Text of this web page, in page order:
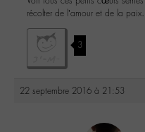
récolter de l’amour et de la
3
22 septembre 2016 à 21:53